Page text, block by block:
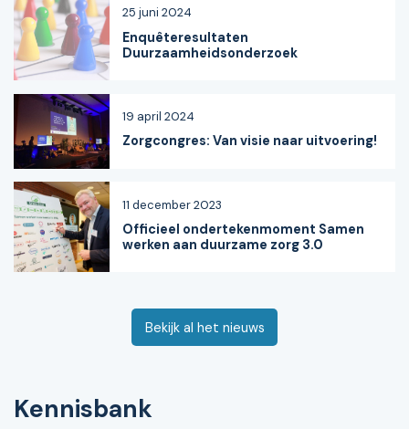
Enquêteresultaten
Duurzaamheidsonderzoek
25 juni 2024
Zorgcongres: Van visie naar uitvoering!
19 april 2024
Officieel ondertekenmoment Samen
werken aan duurzame zorg 3.0
11 december 2023
Bekijk al het nieuws
Kennisbank